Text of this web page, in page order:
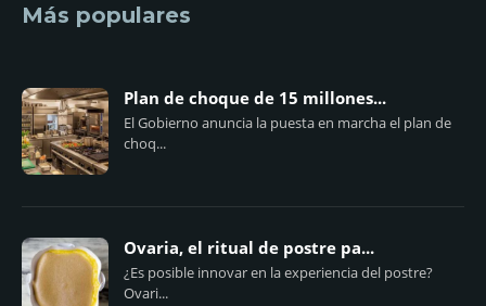
Más populares
Plan de choque de 15 millones...
El Gobierno anuncia la puesta en marcha el plan de
choq...
Ovaria, el ritual de postre pa...
¿Es posible innovar en la experiencia del postre?
Ovari...